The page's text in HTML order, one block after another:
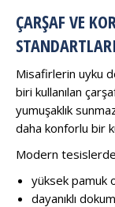
ÇARŞAF VE
STANDARTLARI
Misafirlerin uyku
biri kullanılan
yumuşaklık
daha konforlu bir
Modern
yüksek pamuk
dayanıklı